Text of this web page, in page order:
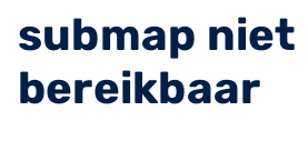
submap niet
bereikbaar